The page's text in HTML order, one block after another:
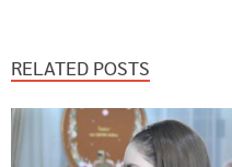
RELATED POSTS